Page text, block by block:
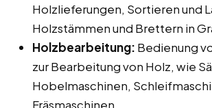
Holzlieferungen, Sortieren und
Holzstämmen und Brettern in
Holzbearbeitung: Bedienung
zur Bearbeitung von Holz, wie
Hobelmaschinen,
Fräsmaschinen.